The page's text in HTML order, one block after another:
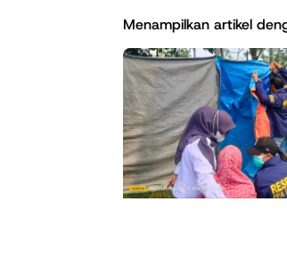
Menampilkan artikel